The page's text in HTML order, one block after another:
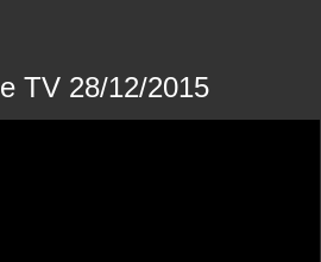
TV 28/12/2015